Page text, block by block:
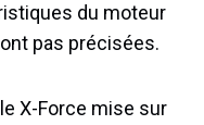
du moteur
pas précisées.
X-Force mise sur